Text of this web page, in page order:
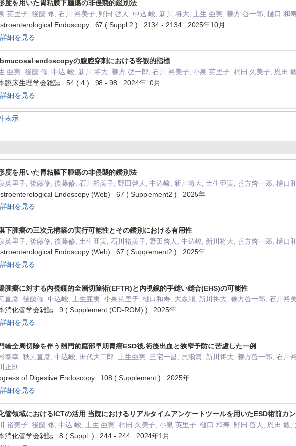
度を用いた胃粘膜下腫瘍の非侵襲的鑑別法
英里子, 後藤 修, 石川 裕美子, 野田 啓人, 中込 峻, 新川 将大, 土生 亜実, 善方 啓一郎, 樋口 和
Endoscopy 67 ( Suppl.2 ) 2134 - 2134 2025年10月
詳細を見る
endoscopyの腹腔穿刺における客観的指標
亜実, 後藤 修, 中込 峻, 新川 将大, 善方 啓一郎, 石川 裕美子, 小泉 英里子, 桐田 久美子, 恩田
臨床生理学会雑誌 54 ( 4 ) 98 - 98 2024年10月
詳細を見る
表示
度を用いた胃粘膜下腫瘍の非侵襲的鑑別法
英里子, 後藤修, 後藤修, 石川裕美子, 野田啓人, 中込峻, 新川将大, 土生亜実, 善方啓一郎, 樋口
Endoscopy (Web) 67 ( Supplement2 ) 2025年
詳細を見る
下腫瘍の三次元構築の実行可能性とその鑑別における有用性
英里子, 後藤修, 後藤修, 土生亜実, 石川裕美子, 野田啓人, 中込峻, 新川将大, 善方啓一郎, 樋口
Endoscopy (Web) 67 ( Supplement2 ) 2025年
詳細を見る
腫瘍に対する内視鏡的全層切除術(EFTR)と内視鏡的手縫い縫合(EHS)の可能性
直彦, 後藤修, 中込峻, 土生亜実, 小泉英里子, 樋口和寿, 大森順, 新川将大, 善方啓一郎, 石川裕
消化管学会雑誌 9 ( Supplement (CD-ROM) ) 2025年
詳細を見る
輪全周切除を伴う幽門前庭部早期胃癌ESD後,術後出血と狭窄予防に苦慮した一例
泰幸, 秋元直彦, 中込峻, 田代大二郎, 土生亜実, 三宅一昌, 貝瀬満, 新川将大, 善方啓一郎, 石川
正則
of Digestive Endoscopy 108 ( Supplement ) 2025年
詳細を見る
管領域におけるICTの活用 当院におけるリアルタイムアンケートツールを用いたESD術前カ
裕美子, 後藤 修, 中込 峻, 土生 亜実, 桐田 久美子, 小泉 英里子, 樋口 和寿, 野田 啓人, 恩田 毅,
消化管学会雑誌 8 ( Suppl. ) 244 - 244 2024年1月